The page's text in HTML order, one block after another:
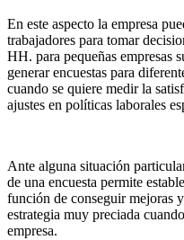
En este aspecto la empresa
trabajadores para tomar
HH. para pequeñas empresas
generar encuestas para
cuando se quiere medir la
ajustes en políticas laborales
Ante alguna situación
de una encuesta permite
función de conseguir mejoras
estrategia muy preciada
empresa.